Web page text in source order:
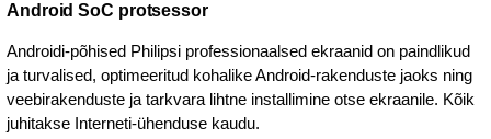
Android SoC protsessor
Androidi-põhised Philipsi professionaalsed ekraanid on paindlikud
ja turvalised, optimeeritud kohalike Android-rakenduste jaoks ning
veebirakenduste ja tarkvara lihtne installimine otse ekraanile. Kõik
juhitakse Interneti-ühenduse kaudu.